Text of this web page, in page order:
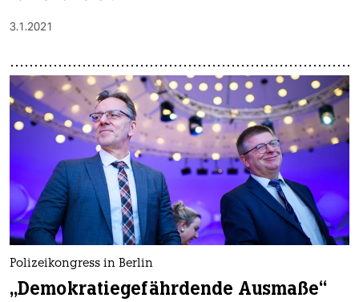
3.1.2021
Polizeikongress in Berlin
„Demokratiegefährdende Ausmaße“